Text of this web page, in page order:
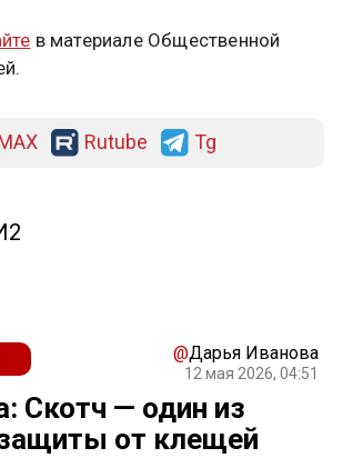
в материале Общественной
Rutube Tg
@Дарья Иванова
12 мая 2026, 04:51
Скотч — один из
от клещей